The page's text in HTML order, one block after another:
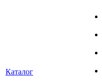
Каталог